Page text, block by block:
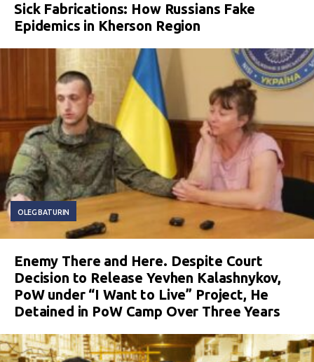
Sick Fabrications: How Russians Fake
Epidemics in Kherson Region
OLEG BATURIN
Enemy There and Here. Despite Court
Decision to Release Yevhen Kalashnykov,
PoW under “I Want to Live” Project, He
Detained in PoW Camp Over Three Years